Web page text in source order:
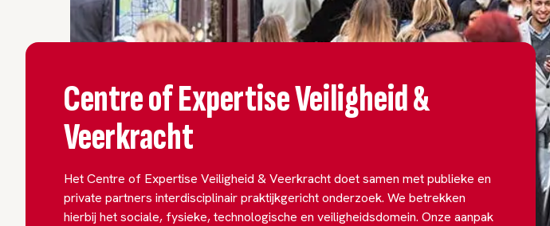
Centre of Expertise Veiligheid &
Veerkracht
Het Centre of Expertise Veiligheid & Veerkracht doet samen met publieke en
private partners interdisciplinair praktijkgericht onderzoek. We betrekken
hierbij het sociale, fysieke, technologische en veiligheidsdomein. Onze aanpak